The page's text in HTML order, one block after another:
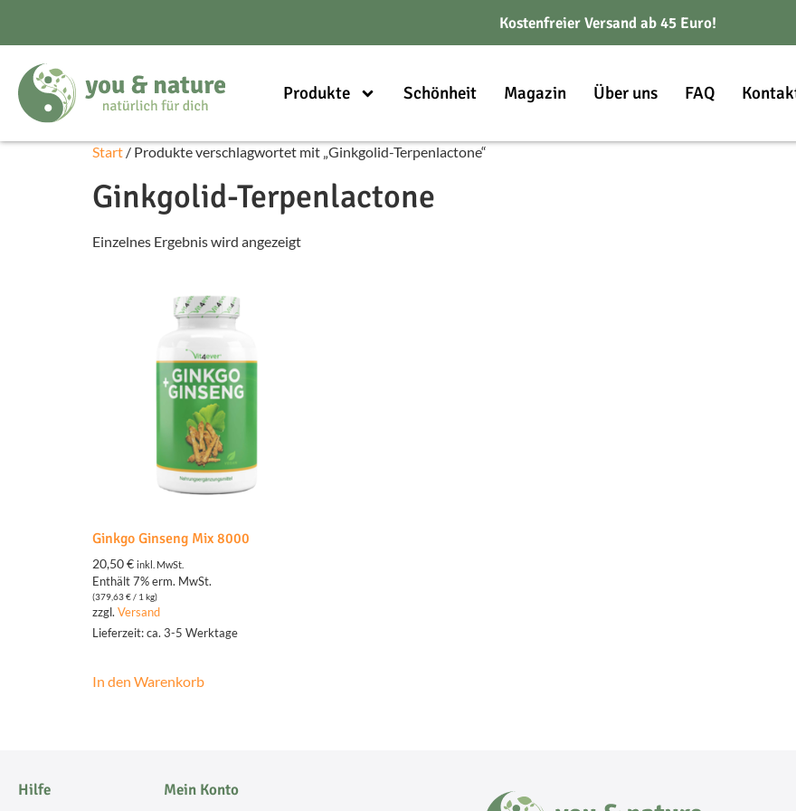
Kostenfreier Versand ab 45 Euro!
Produkte Schönheit Magazin Über uns FAQ
Start / Produkte verschlagwortet mit „Ginkgolid-Terpenlactone“
Ginkgolid-Terpenlactone
Einzelnes Ergebnis wird angezeigt
Ginkgo Ginseng Mix 8000
20,50€ inkl. MwSt.
Enthält 7% erm. MwSt.
(379,63€/ 1 kg)
zzgl. Versand
Lieferzeit: ca. 3-5 Werktage
In den Warenkorb
Hilfe Mein Konto